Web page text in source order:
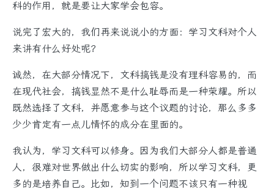
科的作用，就是要让大家学会包容。
说完了宏大的，我们再来说说小的方面：学习文科对个人
来讲有什么好处呢？
诚然，在大部分情况下，文科搞钱是没有理科容易的，而
在现代社会，搞钱显然不是什么耻辱而是一种荣耀。所以
既然选择了文科，并愿意参与这个议题的讨论，那么多多
少少肯定有一点儿情怀的成分在里面的。
我认为，学习文科可以修身。因为我们大部分人都是普通
人，很难对世界做出什么切实的影响，所以学习文科，更
多的是培养自己。比如，知到一个问题不该只有一种视